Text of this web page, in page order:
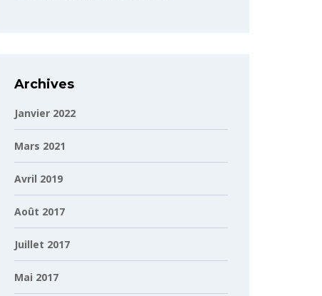
Archives
Janvier 2022
Mars 2021
Avril 2019
Août 2017
Juillet 2017
Mai 2017